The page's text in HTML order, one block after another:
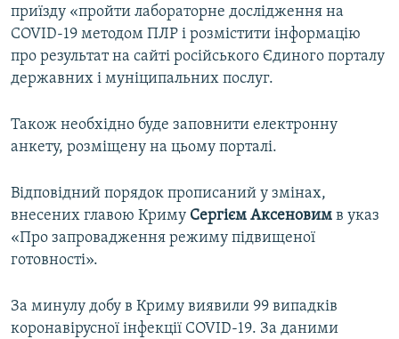
приїзду «пройти лабораторне дослідження на
COVID-19 методом ПЛР і розмістити інформацію
про результат на сайті російського Єдиного порталу
державних і муніципальних послуг.
Також необхідно буде заповнити електронну
анкету, розміщену на цьому порталі.
Відповідний порядок прописаний у змінах,
внесених главою Криму Сергієм Аксеновим в указ
«Про запровадження режиму підвищеної
готовності».
За минулу добу в Криму виявили 99 випадків
коронавірусної інфекції COVID-19. За даними